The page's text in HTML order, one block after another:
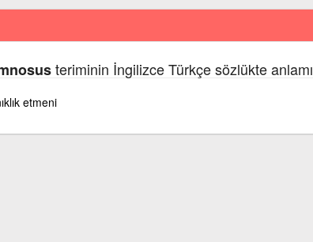
teriminin İngilizce Türkçe sözlükte anlamı
etmeni